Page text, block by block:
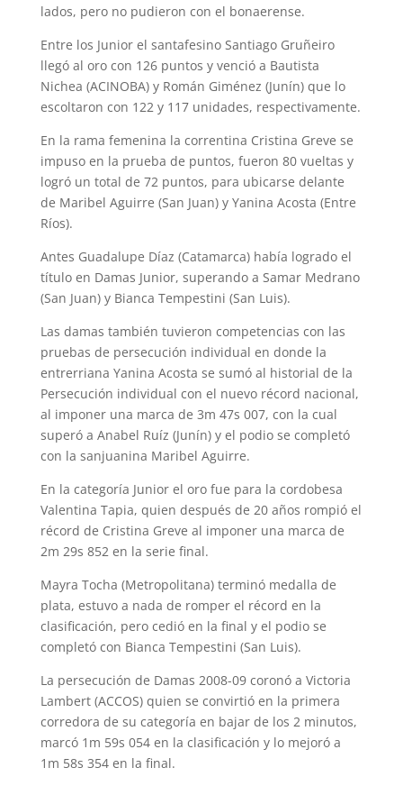
lados, pero no pudieron con el bonaerense.
Entre los Junior el santafesino Santiago Gruñeiro
llegó al oro con 126 puntos y venció a Bautista
Nichea (ACINOBA) y Román Giménez (Junín) que lo
escoltaron con 122 y 117 unidades, respectivamente.
En la rama femenina la correntina Cristina Greve se
impuso en la prueba de puntos, fueron 80 vueltas y
logró un total de 72 puntos, para ubicarse delante
de Maribel Aguirre (San Juan) y Yanina Acosta (Entre
Ríos).
Antes Guadalupe Díaz (Catamarca) había logrado el
título en Damas Junior, superando a Samar Medrano
(San Juan) y Bianca Tempestini (San Luis).
Las damas también tuvieron competencias con las
pruebas de persecución individual en donde la
entrerriana Yanina Acosta se sumó al historial de la
Persecución individual con el nuevo récord nacional,
al imponer una marca de 3m 47s 007, con la cual
superó a Anabel Ruíz (Junín) y el podio se completó
con la sanjuanina Maribel Aguirre.
En la categoría Junior el oro fue para la cordobesa
Valentina Tapia, quien después de 20 años rompió el
récord de Cristina Greve al imponer una marca de
2m 29s 852 en la serie final.
Mayra Tocha (Metropolitana) terminó medalla de
plata, estuvo a nada de romper el récord en la
clasificación, pero cedió en la final y el podio se
completó con Bianca Tempestini (San Luis).
La persecución de Damas 2008-09 coronó a Victoria
Lambert (ACCOS) quien se convirtió en la primera
corredora de su categoría en bajar de los 2 minutos,
marcó 1m 59s 054 en la clasificación y lo mejoró a
1m 58s 354 en la final.